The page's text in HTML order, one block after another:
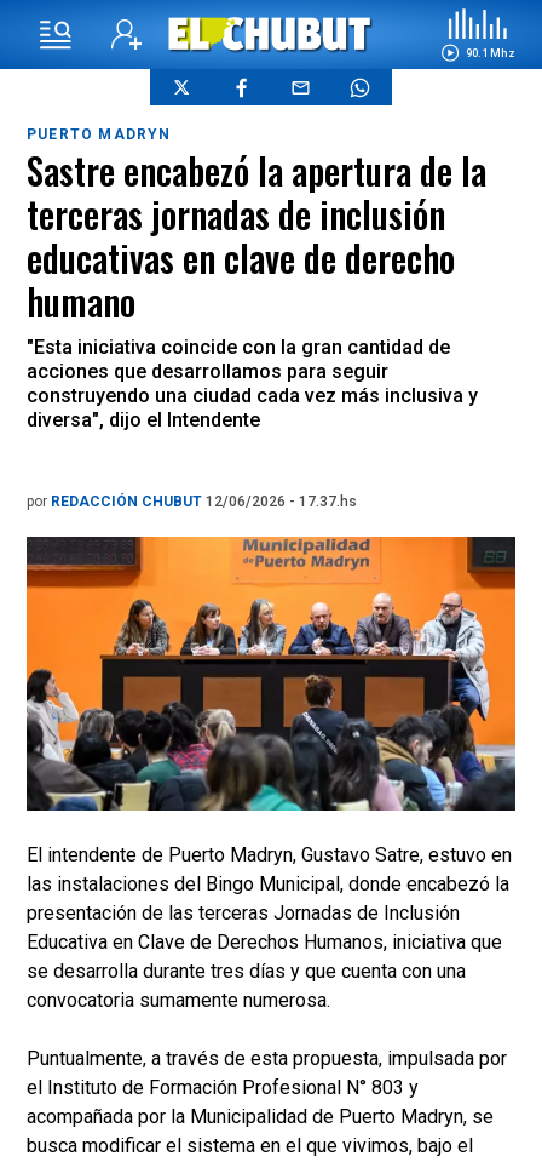
90.1 Mhz
PUERTO MADRYN
Sastre encabezó la apertura de la
terceras jornadas de inclusión
educativas en clave de derecho
humano
"Esta iniciativa coincide con la gran cantidad de
acciones que desarrollamos para seguir
construyendo una ciudad cada vez más inclusiva y
diversa", dijo el Intendente
por REDACCIÓN CHUBUT 12/06/2026 - 17.37.hs
El intendente de Puerto Madryn, Gustavo Satre, estuvo en
las instalaciones del Bingo Municipal, donde encabezó la
presentación de las terceras Jornadas de Inclusión
Educativa en Clave de Derechos Humanos, iniciativa que
se desarrolla durante tres días y que cuenta con una
convocatoria sumamente numerosa.
Puntualmente, a través de esta propuesta, impulsada por
el Instituto de Formación Profesional N° 803 y
acompañada por la Municipalidad de Puerto Madryn, se
busca modificar el sistema en el que vivimos, bajo el